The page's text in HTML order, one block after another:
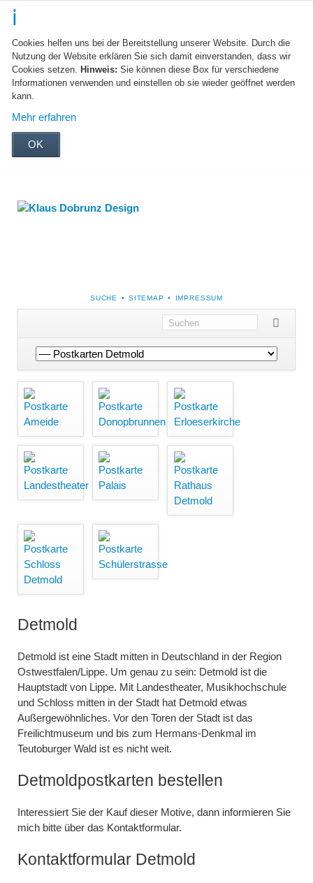
Cookies helfen uns bei der Bereitstellung unserer Website. Durch die
Nutzung der Website erklären Sie sich damit einverstanden, dass wir
Cookies setzen. Hinweis: Sie können diese Box für verschiedene
Informationen verwenden und einstellen ob sie wieder geöffnet werden
kann.
Mehr erfahren
OK
NAVIGATION
ÜBERSPRINGEN
SUCHE SITEMAP IMPRESSUM
Navigation
überspringen
Detmold
Detmold ist eine Stadt mitten in Deutschland in der Region
Ostwestfalen/Lippe. Um genau zu sein: Detmold ist die
Hauptstadt von Lippe. Mit Landestheater, Musikhochschule
und Schloss mitten in der Stadt hat Detmold etwas
Außergewöhnliches. Vor den Toren der Stadt ist das
Freilichtmuseum und bis zum Hermans-Denkmal im
Teutoburger Wald ist es nicht weit.
Detmoldpostkarten bestellen
Interessiert Sie der Kauf dieser Motive, dann informieren Sie
mich bitte über das Kontaktformular.
Kontaktformular Detmold